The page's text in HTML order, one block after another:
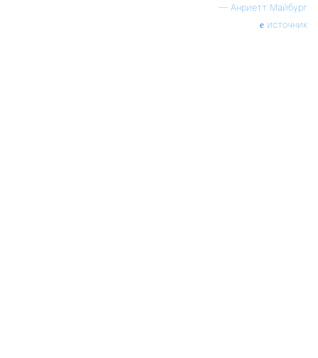
— Анриетт Майбург
источник